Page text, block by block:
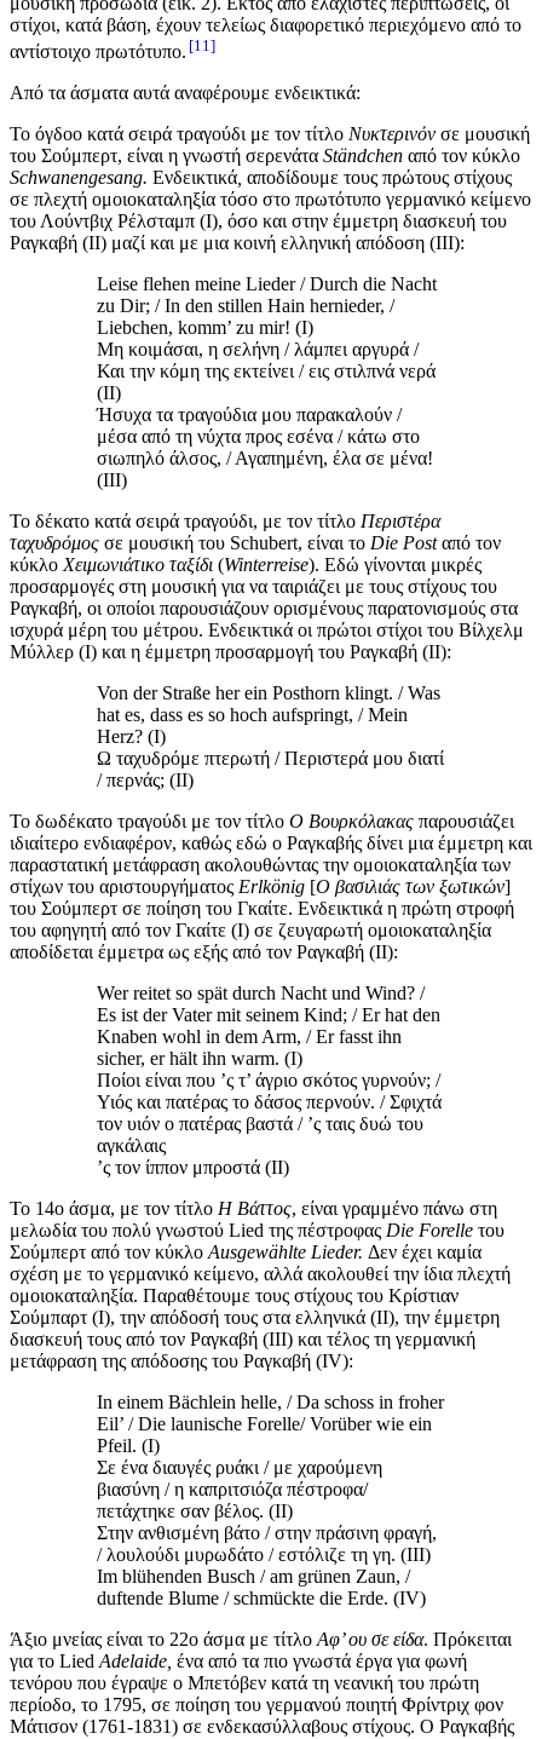
στίχοι, κατά βάση, έχουν τελείως διαφορετικό περιεχόμενο από το
αντίστοιχο πρωτότυπο. 11
Από τα άσματα αυτά αναφέρουμε ενδεικτικά:
Το όγδοο κατά σειρά τραγούδι με τον τίτλο Νυκτερινόν σε μουσική
του Σούμπερτ, είναι η γνωστή σερενάτα Ständchen από τον κύκλο
Schwanengesang. Ενδεικτικά αποδίδουμε τους πρώτους στίχους
σε πλεχτή ομοιοκαταληξία τόσο στο πρωτότυπο γερμανικό κείμενο
του Λούντβιχ Ρέλσταμπ (I), όσο και στην έμμετρη διασκευή του
Ραγκαβή (II) μαζί και με μια κοινή ελληνική απόδοση (III):
Leise flehen meine Lieder / Durch die Nacht
zu Dir; / In den stillen Hain hernieder, /
Liebchen, komm’ zu mir! (I)
Μη κοιμάσαι, η σελήνη / λάμπει αργυρά /
Και την κόμη της εκτείνει / εις στιλπνά νερά
(II)
Ήσυχα τα τραγούδια μου παρακαλούν /
μέσα από τη νύχτα προς εσένα / κάτω στο
σιωπηλό άλσος, / Αγαπημένη, έλα σε μένα!
(III)
Το δέκατο κατά σειρά τραγούδι, με τον τίτλο Περιστέρα
ταχυδρόμος σε μουσική του Schubert, είναι το Die Post από τον
κύκλο Χειμωνιάτικο ταξίδι (Winterreise). Εδώ γίνονται μικρές
προσαρμογές στη μουσική για να ταιριάζει με τους στίχους του
Ραγκαβή, οι οποίοι παρουσιάζουν ορισμένους παρατονισμούς στα
ισχυρά μέρη του μέτρου. Ενδεικτικά οι πρώτοι στίχοι του Βίλχελμ
Μύλλερ (I) και η έμμετρη προσαρμογή του Ραγκαβή (II):
Von der Straße her ein Posthorn klingt. / Was
hat es, dass es so hoch aufspringt, / Mein
Herz? (I)
Ω ταχυδρόμε πτερωτή / Περιστερά μου διατί
/ περνάς; (II)
Το δωδέκατο τραγούδι με τον τίτλο Ο Βουρκόλακας παρουσιάζει
ιδιαίτερο ενδιαφέρον, καθώς εδώ ο Ραγκαβής δίνει μια έμμετρη και
παραστατική μετάφραση ακολουθώντας την ομοιοκαταληξία των
στίχων του αριστουργήματος Erlkönig [Ο βασιλιάς των ξωτικών]
του Σούμπερτ σε ποίηση του Γκαίτε. Ενδεικτικά η πρώτη στροφή
του αφηγητή από τον Γκαίτε (Ι) σε ζευγαρωτή ομοιοκαταληξία
αποδίδεται έμμετρα ως εξής από τον Ραγκαβή (ΙΙ):
Wer reitet so spät durch Nacht und Wind? /
Es ist der Vater mit seinem Kind; / Er hat den
Knaben wohl in dem Arm, / Er fasst ihn
sicher, er hält ihn warm. (I)
Ποίοι είναι που ’ς τ’ άγριο σκότος γυρνούν; /
Υιός και πατέρας το δάσος περνούν. / Σφιχτά
τον υιόν ο πατέρας βαστά / ’ς ταις δυώ του
αγκάλαις
’ς τον ίππον μπροστά (II)
Το 14ο άσμα, με τον τίτλο Η Βάττος, είναι γραμμένο πάνω στη
μελωδία του πολύ γνωστού Lied της πέστροφας Die Forelle του
Σούμπερτ από τον κύκλο Ausgewählte Lieder. Δεν έχει καμία
σχέση με το γερμανικό κείμενο, αλλά ακολουθεί την ίδια πλεχτή
ομοιοκαταληξία. Παραθέτουμε τους στίχους του Κρίστιαν
Σούμπαρτ (I), την απόδοσή τους στα ελληνικά (ΙΙ), την έμμετρη
διασκευή τους από τον Ραγκαβή (ΙΙΙ) και τέλος τη γερμανική
μετάφραση της απόδοσης του Ραγκαβή (IV):
In einem Bächlein helle, / Da schoss in froher
Eil’ / Die launische Forelle/ Vorüber wie ein
Pfeil. (Ι)
Σε ένα διαυγές ρυάκι / με χαρούμενη
βιασύνη / η καπριτσιόζα πέστροφα/
πετάχτηκε σαν βέλος. (ΙΙ)
Στην ανθισμένη βάτο / στην πράσινη φραγή,
/ λουλούδι μυρωδάτο / εστόλιζε τη γη. (ΙΙΙ)
Im blühenden Busch / am grünen Zaun, /
duftende Blume / schmückte die Erde. (IV)
Άξιο μνείας είναι το 22ο άσμα με τίτλο Αφ’ ου σε είδα. Πρόκειται
για το Lied Adelaide ένα από τα πιο γνωστά έργα για φωνή
τενόρου που έγραψε ο Μπετόβεν κατά τη νεανική του πρώτη
περίοδο, το 1795, σε ποίηση του γερμανού ποιητή Φρίντριχ φον
Μάτισον (1761-1831) σε ενδεκασύλλαβους στίχους. Ο Ραγκαβής